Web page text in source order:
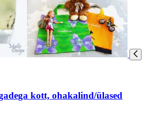
kott, ohakalind/ülased